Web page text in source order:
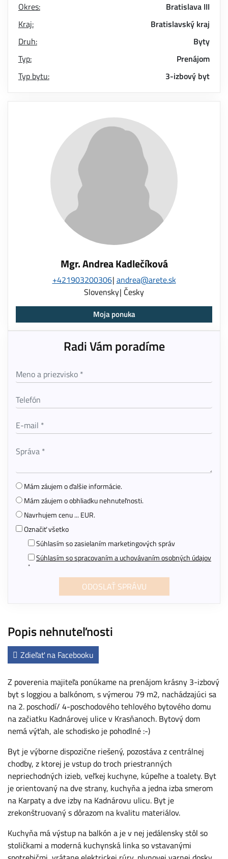
Popis nehnuteľnosti
Zdieľať na Facebooku
Z poverenia majiteľa ponúkame na prenájom krásny 3-izbový
byt s loggiou a balkónom, s výmerou 79 m2, nachádzajúci sa
na 2. poschodí/ 4-poschodového tehlového bytového domu
na začiatku Kadnárovej ulice v Krasňanoch. Bytový dom
nemá výťah, ale schodisko je pohodlné :-)
Byt je výborne dispozične riešený, pozostáva z centrálnej
chodby, z ktorej je vstup do troch priestranných
nepriechodných izieb, veľkej kuchyne, kúpeľne a toalety. Byt
je orientovaný na dve strany, kuchyňa a jedna izba smerom
na Karpaty a dve izby na Kadnárovu ulicu. Byt je
zrekonštruovaný s dôrazom na kvalitu materiálov.
Kuchyňa má výstup na balkón a je v nej jedálensky stôl so
stoličkami a moderná kuchynská linka so vstavanými
Okres:
Bratislava III
Kraj:
Bratislavský kraj
Druh:
Byty
Typ:
Prenájom
Typ bytu:
3-izbový byt
Mgr. Andrea Kadlečíková
+421903200306 andrea@arete.sk
Slovensky Česky
Moja ponuka
Radi Vám poradíme
Mám záujem o ďalšie informácie.
Mám záujem o obhliadku nehnuteľnosti.
Navrhujem cenu ... EUR.
Označiť všetko
Súhlasím so zasielaním marketingových správ
Súhlasím so spracovaním a uchovávaním osobných údajov
*